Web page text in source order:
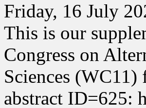
Friday, 16 July
This is our
Congress on
Sciences
abstract ID=625: